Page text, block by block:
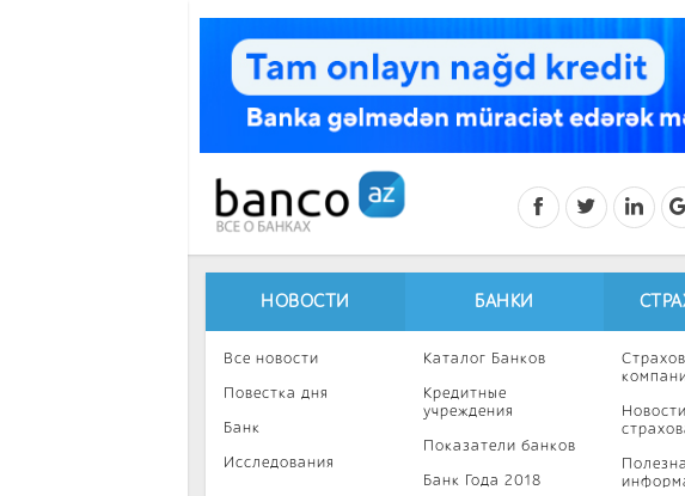
НОВОСТИ
Все новости
Повестка дня
Банк
Исследования
БАНКИ
Каталог Банков
Кредитные
учреждения
Показатели банков
Банк Года 2018
Новости